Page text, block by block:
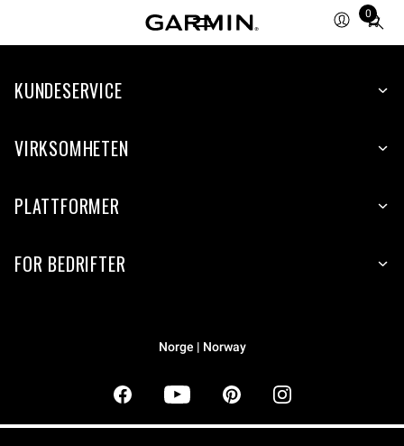
0
Total
items
cart:
KUNDESERVICE
VIRKSOMHETEN
PLATTFORMER
FOR BEDRIFTER
Norge | Norway